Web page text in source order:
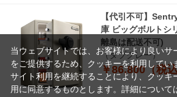
【代引不可】
庫 ビッグボルトシ
離島は配送不可)
（ダブグレー）
￥86,800（税
当ウェブサイトでは、お客様により良いサ
をご提供するため、クッキーを利用してい
サイト利用を継続することにより、クッキ
用に同意するものとします。詳細について